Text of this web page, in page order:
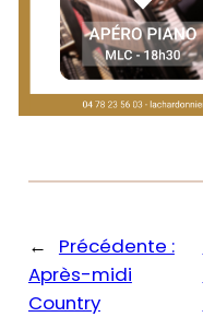
←
Précédente :
Après-midi
Country